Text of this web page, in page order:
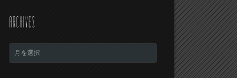
ARCHIVES